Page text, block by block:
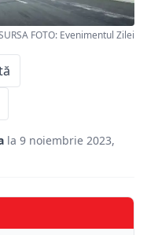
FOTO: Evenimentul Zilei
la 9 noiembrie 2023,